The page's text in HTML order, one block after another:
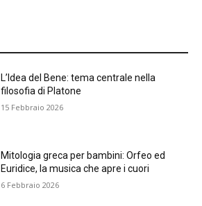
L’Idea del Bene: tema centrale nella
filosofia di Platone
15 Febbraio 2026
Mitologia greca per bambini: Orfeo ed
Euridice, la musica che apre i cuori
6 Febbraio 2026